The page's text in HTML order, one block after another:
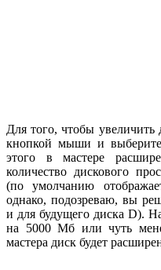
Для того, чтобы
кнопкой мыши и
этого в мастере
количество дискового
(по умолчанию
однако, подозреваю, вы
и для будущего диска D).
на 5000 Мб или чуть
мастера диск будет